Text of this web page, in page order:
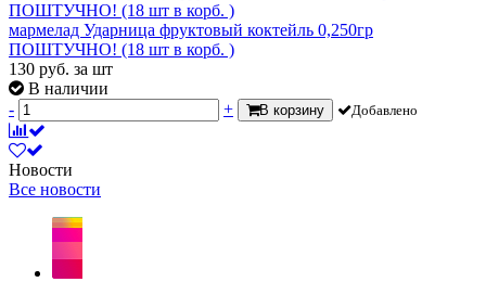
мармелад Ударница фруктовый коктейль 0,250гр
ПОШТУЧНО! (18 шт в корб. )
130 руб. за шт
В наличии
-
+ В корзину Добавлено
Новости
Все новости